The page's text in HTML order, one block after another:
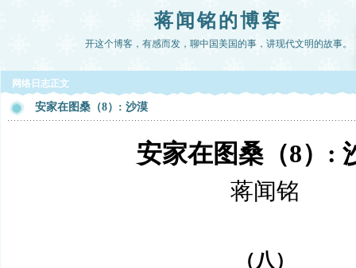
蒋闻铭的博客
开这个博客，有感而发，聊中国美国的事，讲现代文明的故事。
网络日志正文
安家在图桑（8）: 沙漠
安家在图桑（8）:
蒋闻铭
（八）